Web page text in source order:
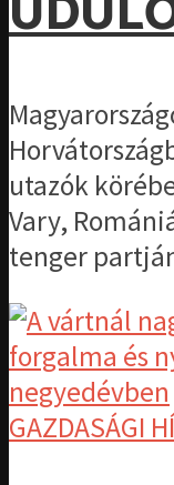
utazók
Vary,
tenger
GAZDASÁGI